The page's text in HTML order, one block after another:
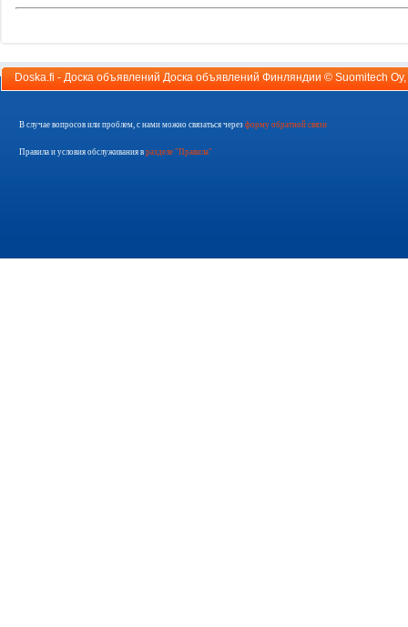
Doska.fi - Доска объявлений Доска объявлений Финляндии © Suomitech Oy
В случае вопросов или проблем, с нами можно связаться через форму обратной связи
Правила и условия обслуживания в разделе "Правила"